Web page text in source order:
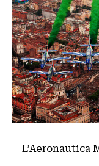
L’Aeronautica